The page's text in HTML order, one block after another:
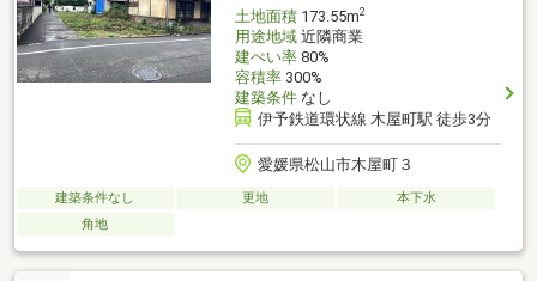
土地面積173.55m2
用途地域近隣商業
建ぺい率80%
容積率300%
建築条件なし
伊予鉄道環状線 木屋町駅 徒歩3分
愛媛県松山市木屋町３
建築条件なし 更地
本下水
角地